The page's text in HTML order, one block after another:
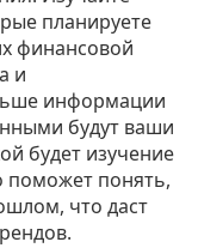
планируете
финансовой
и
информации
будут ваши
будет изучение
поможет понять,
что даст